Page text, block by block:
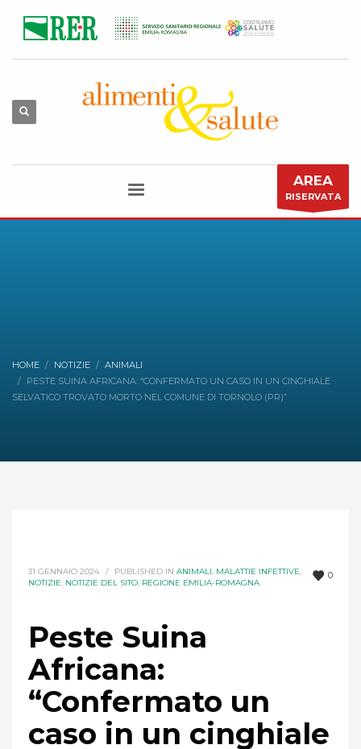
AREA
RISERVATA
HOME NOTIZIE
ANIMALI
PESTE SUINA AFRICANA: “CONFERMATO UN CASO IN UN CINGHIALE
SELVATICO TROVATO MORTO NEL COMUNE DI TORNOLO (PR)”
0
31 GENNAIO 2024 / PUBLISHED IN ANIMALI, MALATTIE INFETTIVE,
NOTIZIE, NOTIZIE DEL SITO, REGIONE EMILIA-ROMAGNA
Peste Suina
Africana:
“Confermato un
caso in un cinghiale